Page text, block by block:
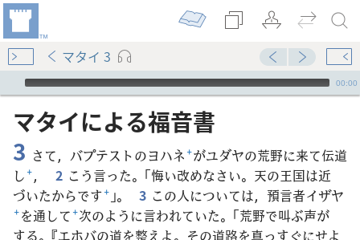
マタイ 3
Audio Player
00:00
マタイ​に​よる​福音​書
3 さて，バプテストのヨハネ+がユダヤの荒野に来て伝道
し+， 2 こう言った。「悔い改めなさい。天の王国は近
づいたからです+ 」。 3 この人については，預言者イザヤ
+を通して+次のように言われていた。「荒野で叫ぶ声が
する。『エホバの道を整えよ。その道路を真っすぐにせよ